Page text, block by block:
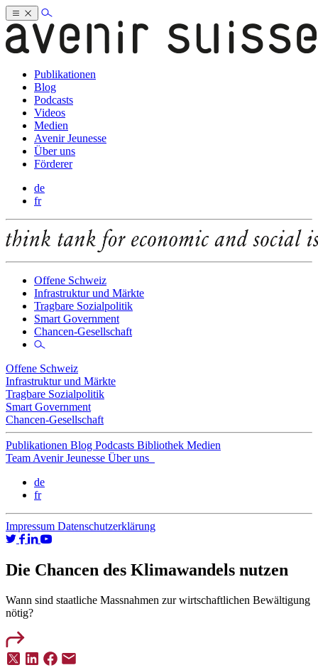
Publikationen
Blog
Podcasts
Videos
Medien
Avenir Jeunesse
Über uns
Förderer
de
fr
Offene Schweiz
Infrastruktur und Märkte
Tragbare Sozialpolitik
Smart Government
Chancen-Gesellschaft
Offene Schweiz
Infrastruktur und Märkte
Tragbare Sozialpolitik
Smart Government
Chancen-Gesellschaft
Publikationen Blog Podcasts Bibliothek Medien
Team Avenir Jeunesse Über uns
de
fr
Impressum Datenschutzerklärung
Die Chancen des Klimawandels nutzen
Wann sind staatliche Massnahmen zur wirtschaftlichen Bewältigung
nötig?